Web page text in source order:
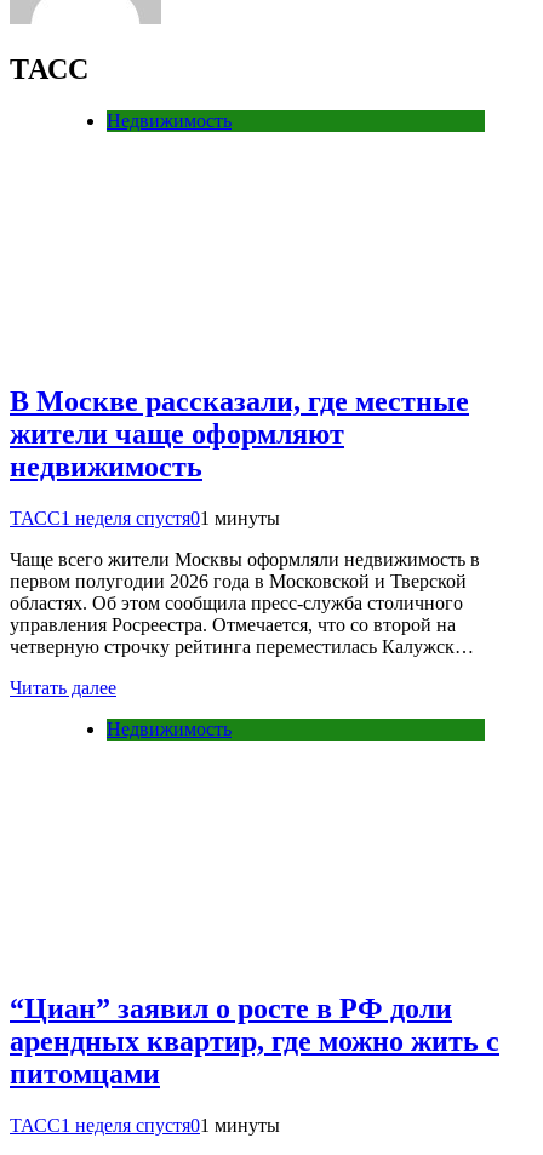
ТАСС
Недвижимость
В Москве рассказали, где местные
жители чаще оформляют
недвижимость
ТАСС1 неделя спустя01 минуты
Чаще всего жители Москвы оформляли недвижимость в
первом полугодии 2026 года в Московской и Тверской
областях. Об этом сообщила пресс-служба столичного
управления Росреестра. Отмечается, что со второй на
четверную строчку рейтинга переместилась Калужск…
Читать далее
Недвижимость
“Циан” заявил о росте в РФ доли
арендных квартир, где можно жить с
питомцами
ТАСС1 неделя спустя01 минуты